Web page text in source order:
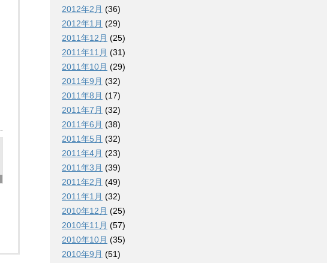
2012年2月 (36)
2012年1月 (29)
2011年12月 (25)
2011年11月 (31)
2011年10月 (29)
2011年9月 (32)
2011年8月 (17)
2011年7月 (32)
2011年6月 (38)
2011年5月 (32)
2011年4月 (23)
2011年3月 (39)
2011年2月 (49)
2011年1月 (32)
2010年12月 (25)
2010年11月 (57)
2010年10月 (35)
2010年9月 (51)